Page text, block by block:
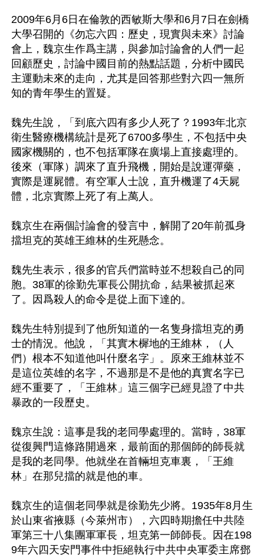
2009年6月6日在倫敦的西敏斯大學和6月7日在劍橋
大學召開的《勿忘六四：歷史，現實與未來》討論
會上，魏京生作爲主講，與參加討論會的人們一起
回顧歷史，討論中國目前的熱點話題，分析中國民
主運動未來的走向，尤其是回答那些對六四一無所
知的青年學生的置疑。
魏先生說，「到底六四有多少人死了？1993年北京
衛生醫療機構統計是死了6700多學生，不包括中央
國家機關的，也不包括軍隊在廣場上直接處理的。
後來（軍隊）調來了直升飛機，開始是說運彈藥，
實際是運屍體。有空軍人士說，直升機運了4天屍
體，北京實際上死了有上萬人。
魏京生在兩個討論會的發言中，解開了20年前孤身
擋坦克的英雄王維林的生死懸念。
魏先生表示，很多的官兵們當時並不想殺自己的同
胞。38軍的徐勤先軍長公開抗命，結果被抓起來
了。因爲殺人的命令是從上面下達的。
魏先生特別提到了他所知道的一名隻身擋坦克的勇
士的情況。他說，「其實木樨地的王維林，（人
們）根本不知道他叫什麼名字」。原來王維林並不
是這位英雄的名字，不過那是不是他的真實名字已
經不重要了，「王維林」這三個字已經見證了中共
暴政的一段歷史。
魏京生說：這事是我的老同學處理的。當時，38軍
從復興門這條路開過來，最前面的那個師的師長就
是我的老同學。他就坐在首輛坦克車裏，「王維
林」在那兒擋的就是他的車。
魏京生的這個老同學就是徐勤先少將。1935年8月生
於山東省掖縣（今萊州市），六四時期擔任中共陸
軍第三十八集團軍軍長，坦克第一師師長。因在198
9年六四天安門事件中拒絕執行中共中央軍委主席鄧